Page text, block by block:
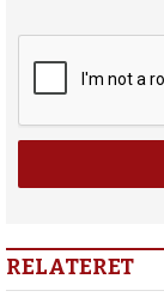
RELATERET